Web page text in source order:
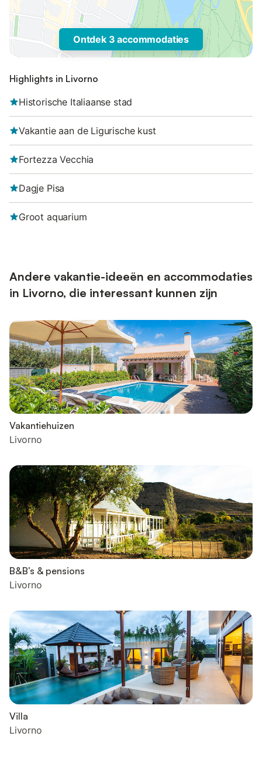
Ontdek 3 accommodaties
Highlights in Livorno
Historische Italiaanse stad
Vakantie aan de Ligurische kust
Fortezza Vecchia
Dagje Pisa
Groot aquarium
Andere vakantie-ideeën en accommodaties
in Livorno, die interessant kunnen zijn
Vakantiehuizen
Livorno
B&B’s & pensions
Livorno
Villa
Livorno